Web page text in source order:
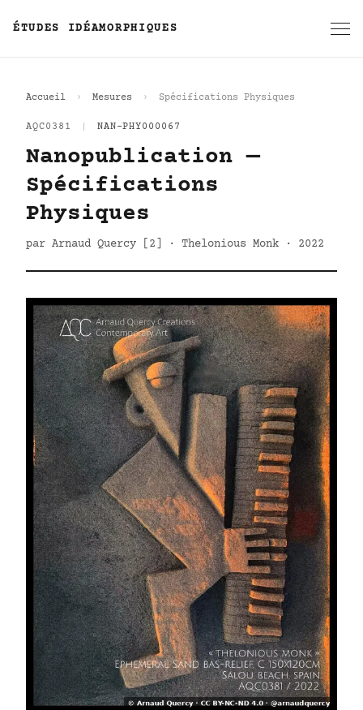
ÉTUDES IDÉAMORPHIQUES
Accueil Mesures Spécifications Physiques
AQC0381 NAN-PHY000067
Nanopublication —
Spécifications
Physiques
par Arnaud Quercy [2] · Thelonious Monk · 2022